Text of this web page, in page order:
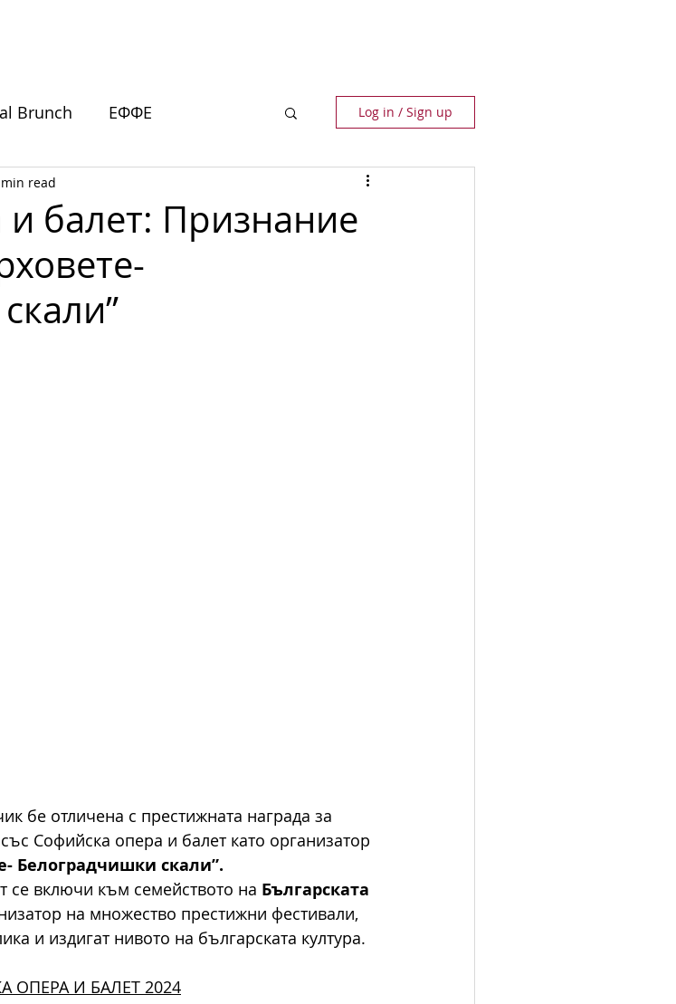
Brunch ЕФФЕ Log in / Sign up
балет: Признание
read
бе отличена с престижната награда за
Софийска опера и балет като организатор
Белоградчишки скали”.
се включи към семейството на Българската
на множество престижни фестивали,
и издигат нивото на българската култура.
ОПЕРА И БАЛЕТ 2024